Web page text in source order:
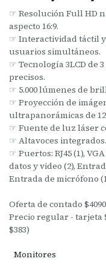
☞ Resolución Full HD
aspecto 16:9.
☞ Interactividad táctil
usuarios simultáneos.
☞ Tecnología 3LCD de
precisos.
☞ 5.000 lúmenes de
☞ Proyección de
ultrapanorámicas de
☞ Fuente de luz láser
☞ Altavoces integrados.
☞ Puertos: RJ45 (1),
datos y video (2),
Entrada de micrófono
Oferta de contado $4090
Precio regular - tarjeta
$383)
Monitores